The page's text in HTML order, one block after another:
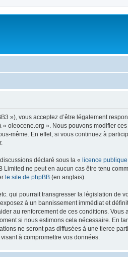
»), vous acceptez d’être légalement
oleocene.org ». Nous pouvons modifier ces
même. En effet, si vous continuez à
déclaré sous la « licence
ne peut en aucun cas être tenu
le site de phpBB (en anglais).
qui pourrait transgresser la législation de
à un bannissement immédiat et
au renforcement de ces conditions. Vous
si nous estimons cela nécessaire. En
ne seront pas diffusées à une tierce
à compromettre vos données.